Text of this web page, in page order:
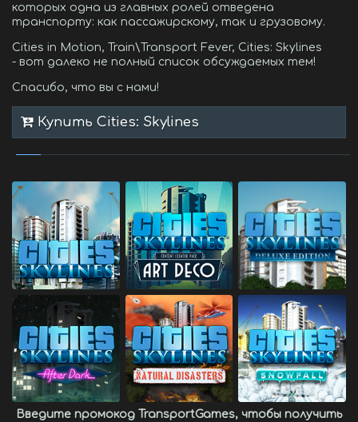
которых одна из главных ролей отведена
транспорту: как пассажирскому, так и грузовому.
Cities in Motion, Train\Transport Fever, Cities: Skylines
- вот далеко не полный список обсуждаемых тем!
Спасибо, что вы с нами!
Купить Cities: Skylines
Введите промокод TransportGames, чтобы получить